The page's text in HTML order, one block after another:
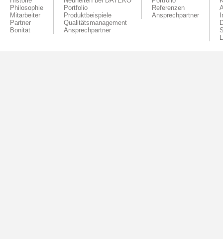
Philosophie
Mitarbeiter
Partner
Bonität
Portfolio
Produktbeispiele
Qualitätsmanagement
Ansprechpartner
Referenzen
Ansprechpartner